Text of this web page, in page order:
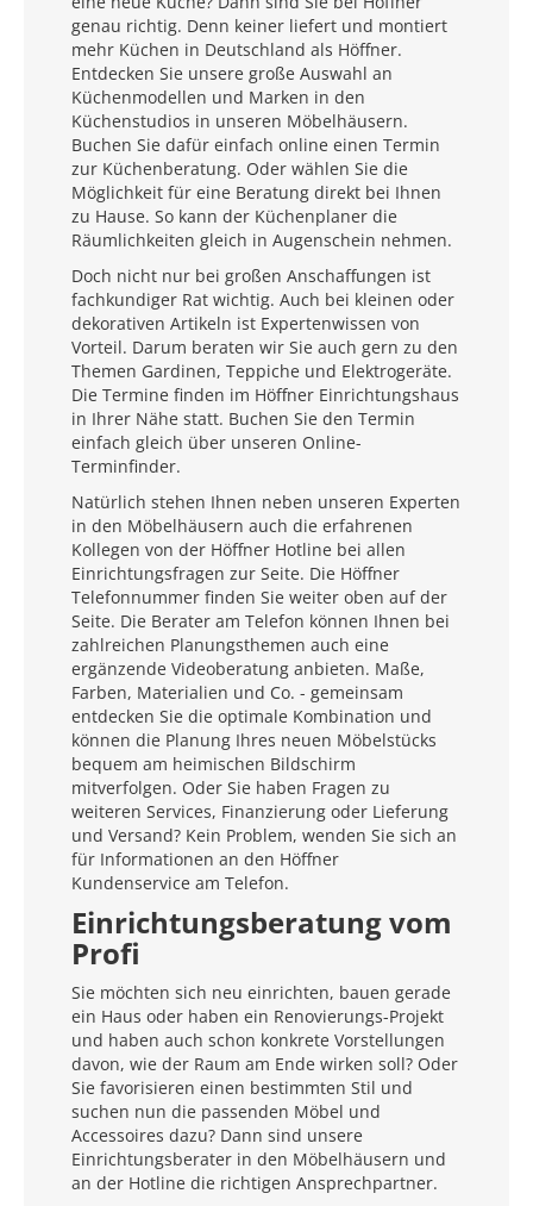
genau richtig. Denn keiner liefert und montiert
mehr Küchen in Deutschland als Höffner.
Entdecken Sie unsere große Auswahl an
Küchenmodellen und Marken in den
Küchenstudios in unseren Möbelhäusern.
Buchen Sie dafür einfach online einen Termin
zur Küchenberatung. Oder wählen Sie die
Möglichkeit für eine Beratung direkt bei Ihnen
zu Hause. So kann der Küchenplaner die
Räumlichkeiten gleich in Augenschein nehmen.
Doch nicht nur bei großen Anschaffungen ist
fachkundiger Rat wichtig. Auch bei kleinen oder
dekorativen Artikeln ist Expertenwissen von
Vorteil. Darum beraten wir Sie auch gern zu den
Themen Gardinen, Teppiche und Elektrogeräte.
Die Termine finden im Höffner Einrichtungshaus
in Ihrer Nähe statt. Buchen Sie den Termin
einfach gleich über unseren Online-
Terminfinder.
Natürlich stehen Ihnen neben unseren Experten
in den Möbelhäusern auch die erfahrenen
Kollegen von der Höffner Hotline bei allen
Einrichtungsfragen zur Seite. Die Höffner
Telefonnummer finden Sie weiter oben auf der
Seite. Die Berater am Telefon können Ihnen bei
zahlreichen Planungsthemen auch eine
ergänzende Videoberatung anbieten. Maße,
Farben, Materialien und Co. - gemeinsam
entdecken Sie die optimale Kombination und
können die Planung Ihres neuen Möbelstücks
bequem am heimischen Bildschirm
mitverfolgen. Oder Sie haben Fragen zu
weiteren Services, Finanzierung oder Lieferung
und Versand? Kein Problem, wenden Sie sich an
für Informationen an den Höffner
Kundenservice am Telefon.
Einrichtungsberatung vom
Profi
Sie möchten sich neu einrichten, bauen gerade
ein Haus oder haben ein Renovierungs-Projekt
und haben auch schon konkrete Vorstellungen
davon, wie der Raum am Ende wirken soll? Oder
Sie favorisieren einen bestimmten Stil und
suchen nun die passenden Möbel und
Accessoires dazu? Dann sind unsere
Einrichtungsberater in den Möbelhäusern und
an der Hotline die richtigen Ansprechpartner.